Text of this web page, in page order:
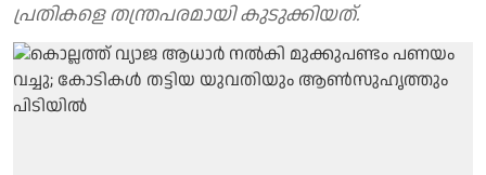
പ്രതികളെ തന്ത്രപരമായി കുടുക്കിയത്.